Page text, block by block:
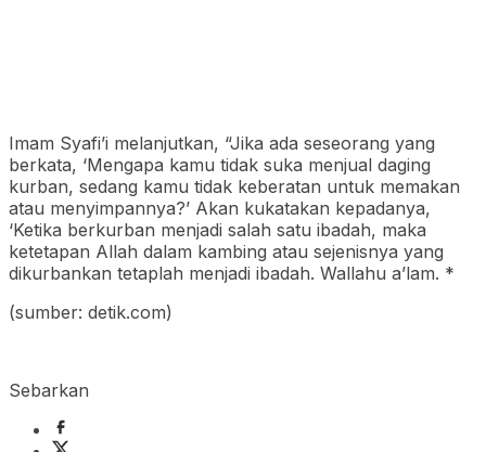
Imam Syafi’i melanjutkan, “Jika ada seseorang yang
berkata, ‘Mengapa kamu tidak suka menjual daging
kurban, sedang kamu tidak keberatan untuk memakan
atau menyimpannya?’ Akan kukatakan kepadanya,
‘Ketika berkurban menjadi salah satu ibadah, maka
ketetapan Allah dalam kambing atau sejenisnya yang
dikurbankan tetaplah menjadi ibadah. Wallahu a’lam. *
(sumber: detik.com)
Sebarkan